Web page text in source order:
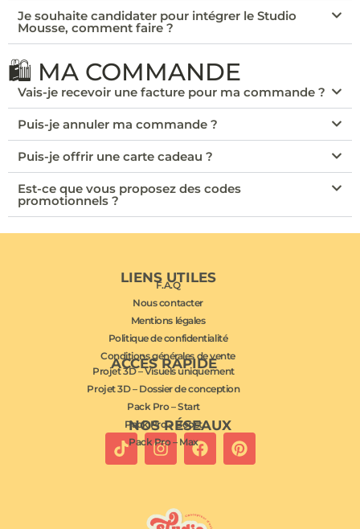
Je souhaite candidater pour intégrer le Studio
Mousse, comment faire ?
🛍️ MA COMMANDE
Vais-je recevoir une facture pour ma commande ?
Puis-je annuler ma commande ?
Puis-je offrir une carte cadeau ?
Est-ce que vous proposez des codes
promotionnels ?
NOS RÉSEAUX
ACCÈS RAPIDE
Projet 3D – Visuels uniquement
Projet 3D – Dossier de conception
Pack Pro – Start
Pack Pro – Boost
Pack Pro – Max
LIENS UTILES
F.A.Q
Nous contacter
Mentions légales
Politique de confidentialité
Conditions générales de vente